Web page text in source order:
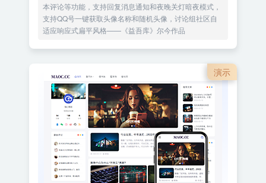
本评论等功能，支持回复消息通知和夜晚关灯暗夜模式，
支持QQ号一键获取头像名称和随机头像，讨论组社区自
适应响应式扁平风格——《益吾库》尔今作品
演示